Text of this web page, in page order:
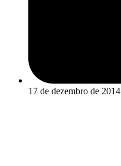
17 de dezembro de 2014